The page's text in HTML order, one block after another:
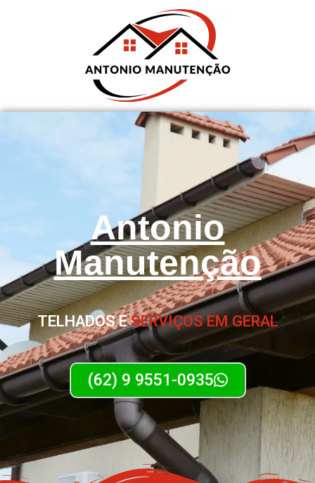
Antonio
Manutenção
TELHADOS ESERVIÇOS EM GERAL
(62) 9 9551-0935